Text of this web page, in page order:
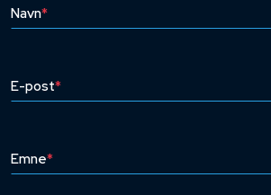
Navn*
E-post*
Emne*